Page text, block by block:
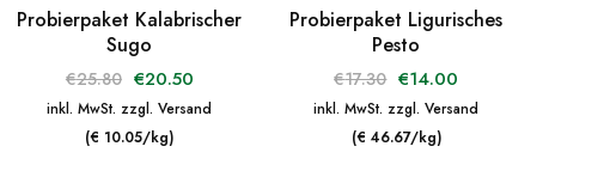
Probierpaket Kalabrischer
Sugo
€25.80 €20.50
inkl. MwSt. zzgl. Versand
(€ 10.05/kg)
Probierpaket Ligurisches
Pesto
€17.30 €14.00
inkl. MwSt. zzgl. Versand
(€ 46.67/kg)